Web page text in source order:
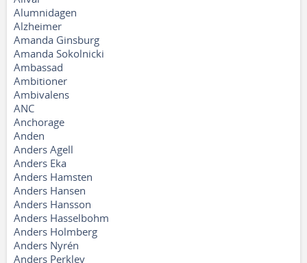
Alumnidagen
Alzheimer
Amanda Ginsburg
Amanda Sokolnicki
Ambassad
Ambitioner
Ambivalens
ANC
Anchorage
Anden
Anders Agell
Anders Eka
Anders Hamsten
Anders Hansen
Anders Hansson
Anders Hasselbohm
Anders Holmberg
Anders Nyrén
Anders Perklev